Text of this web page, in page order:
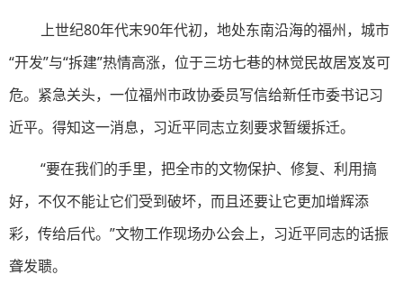
上世纪80年代末90年代初，地处东南沿海的福州，城市
“开发”与“拆建”热情高涨，位于三坊七巷的林觉民故居岌岌可
危。紧急关头，一位福州市政协委员写信给新任市委书记习
近平。得知这一消息，习近平同志立刻要求暂缓拆迁。
“要在我们的手里，把全市的文物保护、修复、利用搞
好，不仅不能让它们受到破坏，而且还要让它更加增辉添
彩，传给后代。”文物工作现场办公会上，习近平同志的话振
聋发聩。